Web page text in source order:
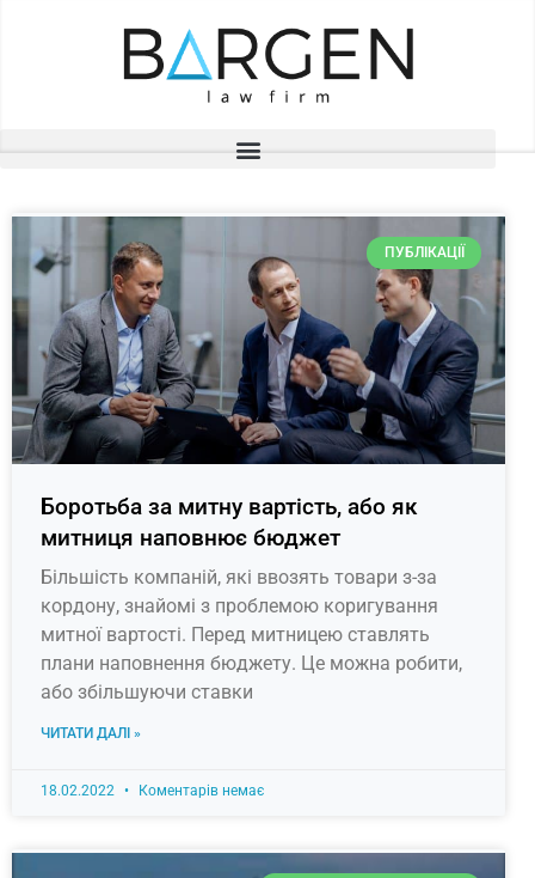
ПУБЛІКАЦІЇ
Боротьба за митну вартість, або як
митниця наповнює бюджет
Більшість компаній, які ввозять товари з-за
кордону, знайомі з проблемою коригування
митної вартості. Перед митницею ставлять
плани наповнення бюджету. Це можна робити,
або збільшуючи ставки
ЧИТАТИ ДАЛІ »
18.02.2022 Коментарів немає